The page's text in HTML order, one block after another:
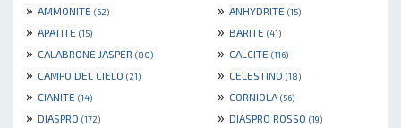
» AMMONITE (62) » ANHYDRITE (15)
» APATITE (15) » BARITE (41)
» CALABRONE JASPER (80) » CALCITE (116)
» CAMPO DEL CIELO (21) » CELESTINO (18)
» CIANITE (14) » CORNIOLA (56)
» DIASPRO (172) » DIASPRO ROSSO (19)